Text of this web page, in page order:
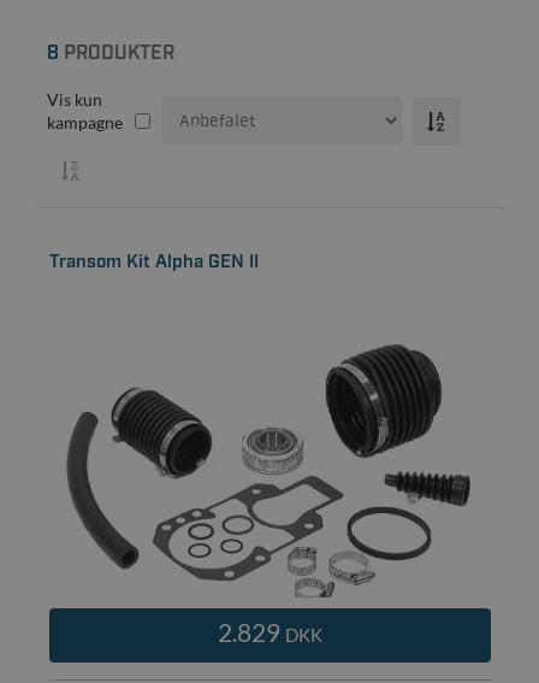
8 PRODUKTER
Vis kun
kampagne
Transom Kit Alpha GEN II
2.829 DKK